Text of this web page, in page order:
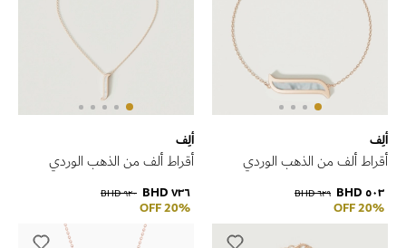
ألِف
أقراط ألف من الذهب الوردي
٥٠٣ BHD ٦٢٩ BHD
20% OFF
ألِف
أقراط ألف من الذهب الوردي
٧٣٦ BHD ٩٢٠ BHD
20% OFF